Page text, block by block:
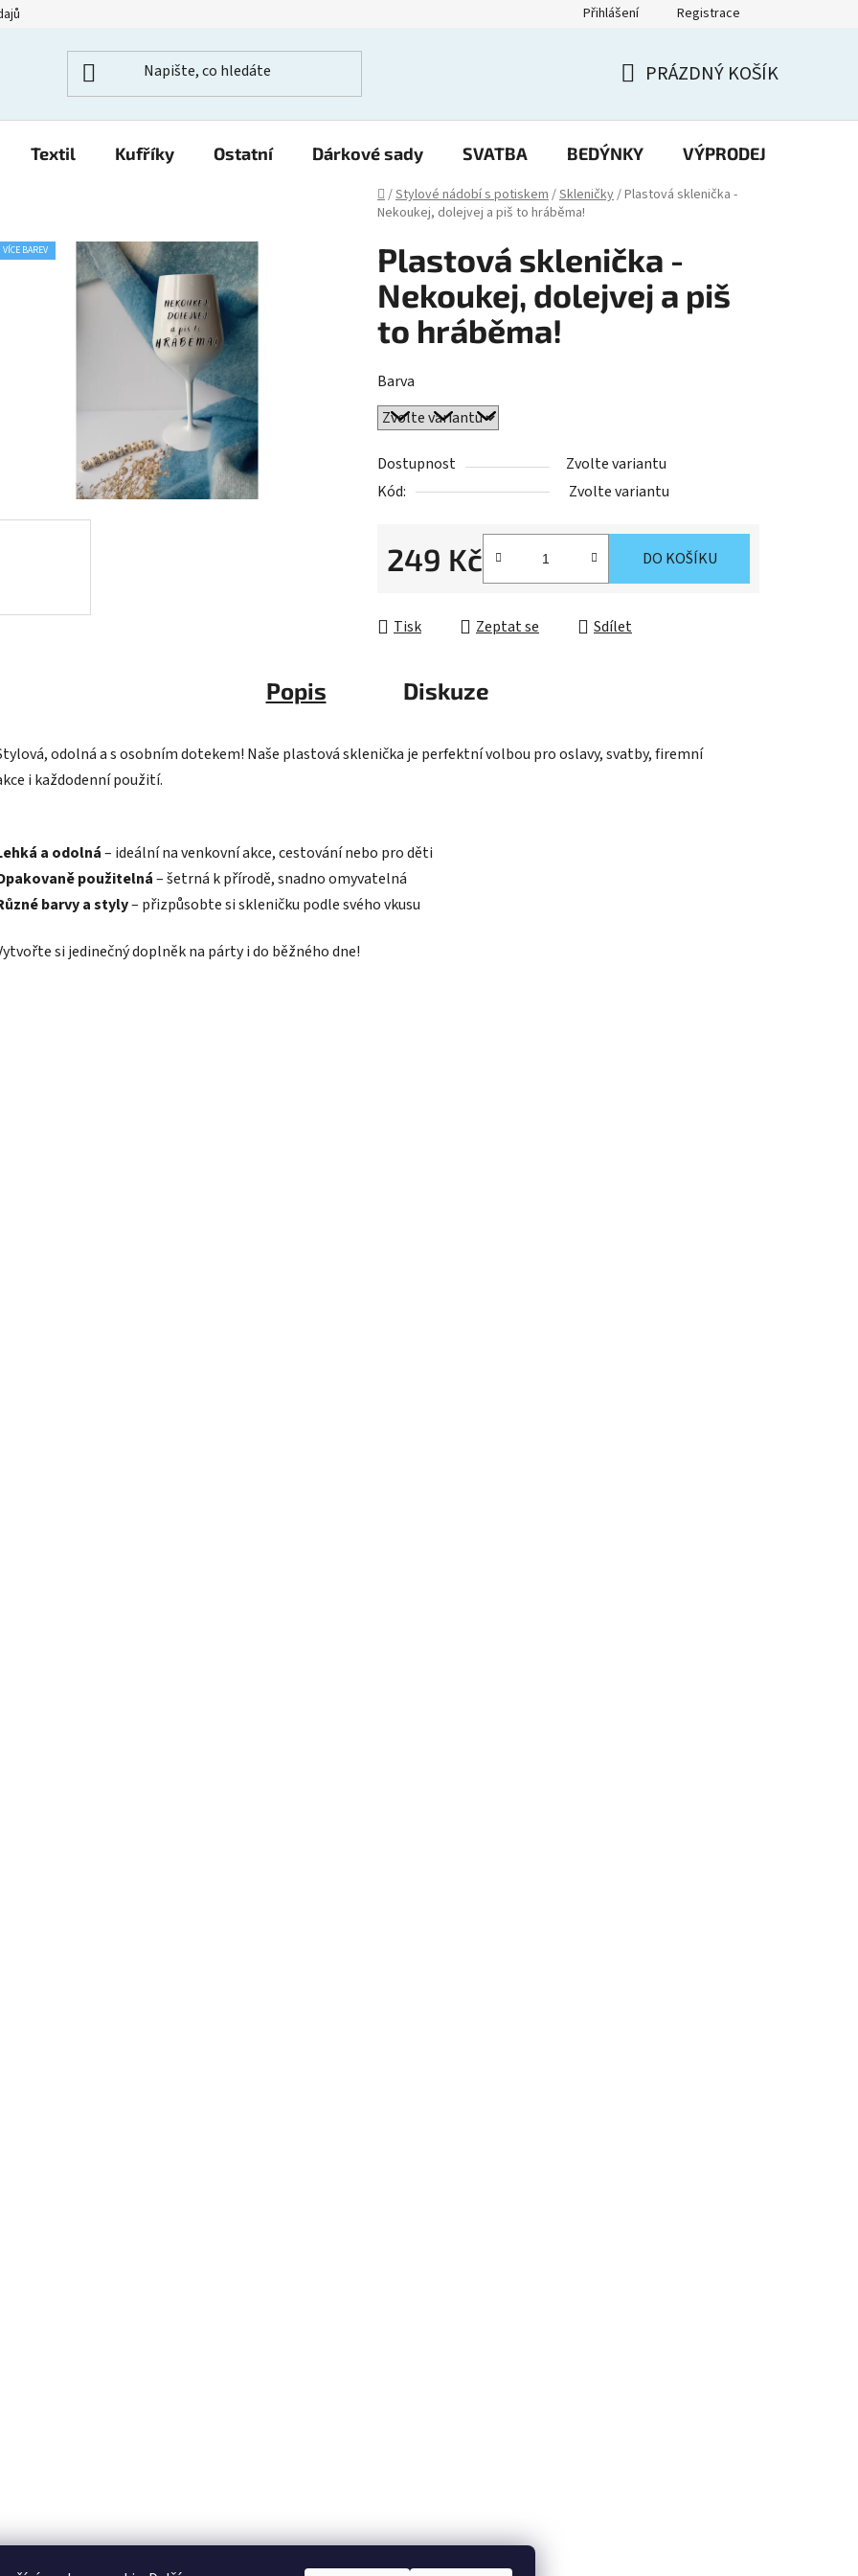
Přihlášení Registrace
KOŠÍK
PRÁZDNÝ KOŠÍK
Textil Kufříky Ostatní Dárkové sady SVATBA BEDÝNKY VÝPRODEJ
Domů
/Stylové nádobí s potiskem/Skleničky/Plastová sklenička -
Nekoukej, dolejvej a piš to hráběma!
Plastová sklenička -
Nekoukej, dolejvej a piš
to hráběma!
Barva
Dostupnost
Zvolte variantu
Kód:
Zvolte variantu
249 Kč DO KOŠÍKU
Tisk Zeptat se Sdílet
VÍCE BAREV
Popis Diskuze
odolná a s osobním dotekem! Naše plastová sklenička je perfektní volbou pro oslavy, svatby, firemní
i každodenní použití.
a odolná– ideální na venkovní akce, cestování nebo pro děti
použitelná– šetrná k přírodě, snadno omyvatelná
barvy a styly– přizpůsobte si skleničku podle svého vkusu
si jedinečný doplněk na párty i do běžného dne!